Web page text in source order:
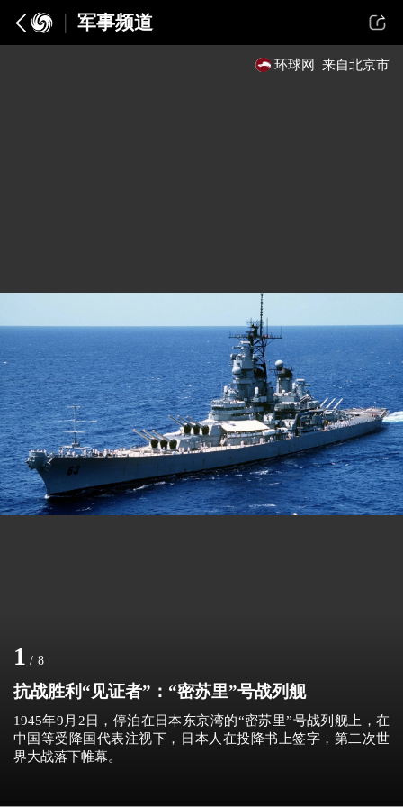
军事频道
环球网 来自北京市
1 / 8
抗战胜利“见证者”：“密苏里”号战列舰
1945年9月2日，停泊在日本东京湾的“密苏里”号战列舰上，在
中国等受降国代表注视下，日本人在投降书上签字，第二次世
界大战落下帷幕。